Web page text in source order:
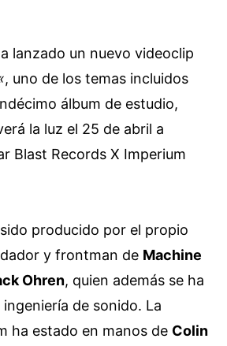
lanzado un nuevo videoclip
, uno de los temas incluidos
álbum de estudio,
la luz el 25 de abril a
Blast Records X Imperium
producido por el propio
y frontman de Machine
Ohren, quien además se ha
de sonido. La
ha estado en manos de Colin